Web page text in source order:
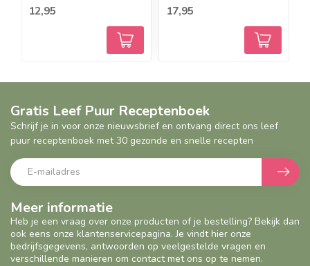
12,95 17,95
Meer informatie
Heb je een vraag over onze producten of je bestelling? Bekijk dan
ook eens onze klantenservicepagina. Je vindt hier onze
bedrijfsgegevens, antwoorden op veelgestelde vragen en
verschillende manieren om contact met ons op te nemen.
Gratis Leef Puur Receptenboek
Schrijf je in voor onze nieuwsbrief en ontvang direct ons leef
puur receptenboek met 30 gezonde en snelle recepten